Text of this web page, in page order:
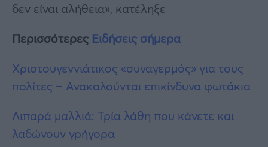
δεν είναι αλήθεια», κατέληξε
Περισσότερες Ειδήσεις σήμερα
Χριστουγεννιάτικος «συναγερμός» για τους
πολίτες – Ανακαλούνται επικίνδυνα φωτάκια
Λιπαρά μαλλιά: Τρία λάθη που κάνετε και
λαδώνουν γρήγορα